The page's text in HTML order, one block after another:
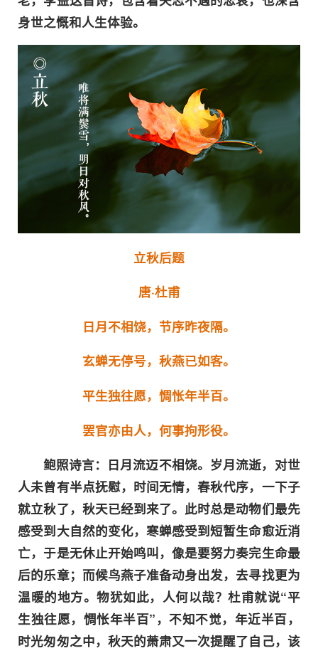
身世之慨和人生体验。
立秋后题
唐·杜甫
日月不相饶，节序昨夜隔。
玄蝉无停号，秋燕已如客。
平生独往愿，惆怅年半百。
罢官亦由人，何事拘形役。
鲍照诗言：日月流迈不相饶。岁月流逝，对世
人未曾有半点抚慰，时间无情，春秋代序，一下子
就立秋了，秋天已经到来了。此时总是动物们最先
感受到大自然的变化，寒蝉感受到短暂生命愈近消
亡，于是无休止开始鸣叫，像是要努力奏完生命最
后的乐章；而候鸟燕子准备动身出发，去寻找更为
温暖的地方。物犹如此，人何以哉？杜甫就说“平
生独往愿，惆怅年半百”，不知不觉，年近半百，
时光匆匆之中，秋天的萧肃又一次提醒了自己，该